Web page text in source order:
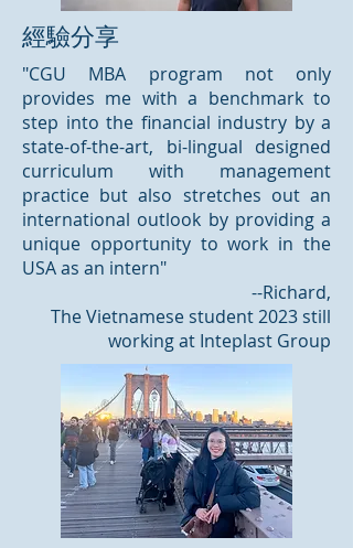
經驗分享
"CGU MBA program not only
provides me with a benchmark to
step into the financial industry by a
state-of-the-art, bi-lingual designed
curriculum with management
practice but also stretches out an
international outlook by providing a
unique opportunity to work in the
USA as an intern"
--Richard,
The Vietnamese student 2023 still
working at Inteplast Group